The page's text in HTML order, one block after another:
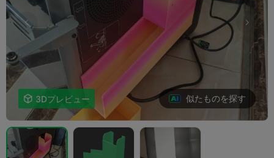
 3Dプレビュー 似たものを探す